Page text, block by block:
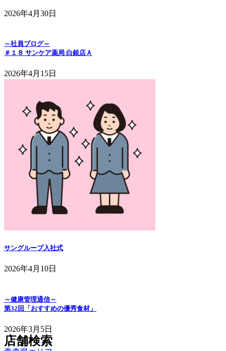
2026年4月30日
～社員ブログ～
＃１８ サンケア薬局 白銀店Ａ
2026年4月15日
サングループ入社式
2026年4月10日
～健康管理通信～
第32回「おすすめの優秀食材」
2026年3月5日
店舗検索